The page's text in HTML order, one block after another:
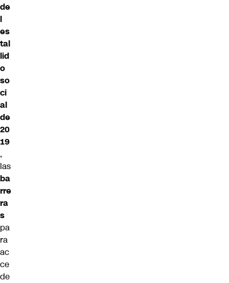
de
l
es
tal
lid
o
so
ci
al
de
20
19
,
las
ba
rre
ra
s
pa
ra
ac
ce
de